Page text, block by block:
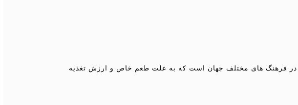
در فرهنگ های مختلف جهان است که به علت طعم خاص و ارزش تغذیه